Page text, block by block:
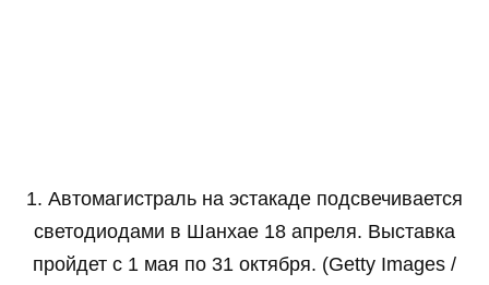
1. Автомагистраль на эстакаде подсвечивается
светодиодами в Шанхае 18 апреля. Выставка
пройдет с 1 мая по 31 октября. (Getty Images /